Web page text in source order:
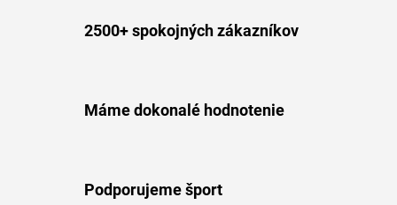
2500+ spokojných zákazníkov
Máme dokonalé hodnotenie
Podporujeme šport